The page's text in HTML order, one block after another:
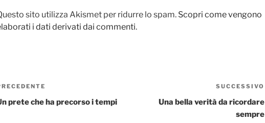
sito utilizza Akismet per ridurre lo spam. Scopri come vengono
i dati derivati dai commenti.
prete che ha precorso i tempi
SUCCESSIVO
Una bella verità da ricordare
sempre